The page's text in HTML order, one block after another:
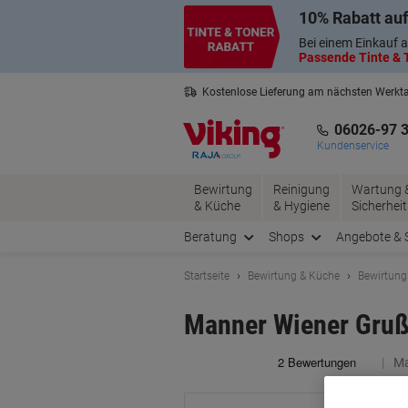
10% Rabatt
Bei einem Einkauf
Passende Tinte &
Kostenlose Lieferung am nächsten
06026-97
Kundenservice
Bewirtung
& Küche
Reinigung
& Hygiene
Wartung
Sicherheit
Beratung Shops Angebote &
Startseite Bewirtung & Küche
Manner Wiener